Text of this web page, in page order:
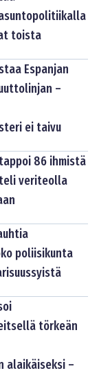
toista
Espanjan
–
ei taivu
86 ihmistä
veriteolla
poliisikunta
törkeän
alaikäiseksi –